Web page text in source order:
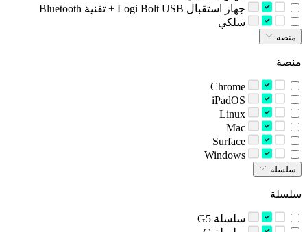
‫سلكي‬
منصة
منصة
سلسلة
سلسلة